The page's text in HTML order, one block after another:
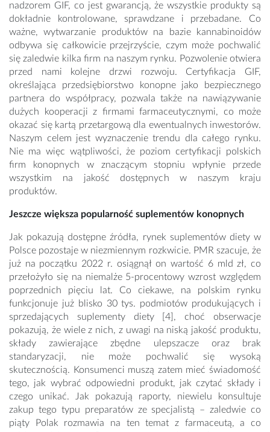
nadzorem GIF, co jest gwarancją, że wszystkie produkty są
dokładnie kontrolowane, sprawdzane i przebadane. Co
ważne, wytwarzanie produktów na bazie kannabinoidów
odbywa się całkowicie przejrzyście, czym może pochwalić
się zaledwie kilka firm na naszym rynku. Pozwolenie otwiera
przed nami kolejne drzwi rozwoju. Certyfikacja GIF,
określająca przedsiębiorstwo konopne jako bezpiecznego
partnera do współpracy, pozwala także na nawiązywanie
dużych kooperacji z firmami farmaceutycznymi, co może
okazać się kartą przetargową dla ewentualnych inwestorów.
Naszym celem jest wyznaczenie trendu dla całego rynku.
Nie ma więc wątpliwości, że poziom certyfikacji polskich
firm konopnych w znaczącym stopniu wpłynie przede
wszystkim na jakość dostępnych w naszym kraju
produktów.
Jeszcze większa popularność suplementów konopnych
Jak pokazują dostępne źródła, rynek suplementów diety w
Polsce pozostaje w niezmiennym rozkwicie. PMR szacuje, że
już na początku 2022 r. osiągnął on wartość 6 mld zł, co
przełożyło się na niemalże 5-procentowy wzrost względem
poprzednich pięciu lat. Co ciekawe, na polskim rynku
funkcjonuje już blisko 30 tys. podmiotów produkujących i
sprzedających suplementy diety [4], choć obserwacje
pokazują, że wiele z nich, z uwagi na niską jakość produktu,
składy zawierające zbędne ulepszacze oraz brak
standaryzacji, nie może pochwalić się wysoką
skutecznością. Konsumenci muszą zatem mieć świadomość
tego, jak wybrać odpowiedni produkt, jak czytać składy i
czego unikać. Jak pokazują raporty, niewielu konsultuje
zakup tego typu preparatów ze specjalistą – zaledwie co
piąty Polak rozmawia na ten temat z farmaceutą, a co